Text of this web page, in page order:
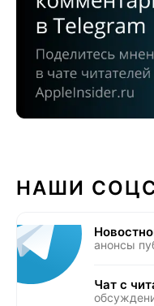
НАШИ
анонсы
Чат с